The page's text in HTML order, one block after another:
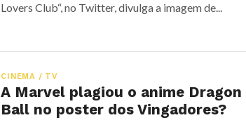
Lovers Club“, no Twitter, divulga a imagem de...
CINEMA / TV
A Marvel plagiou o anime Dragon
Ball no poster dos Vingadores?